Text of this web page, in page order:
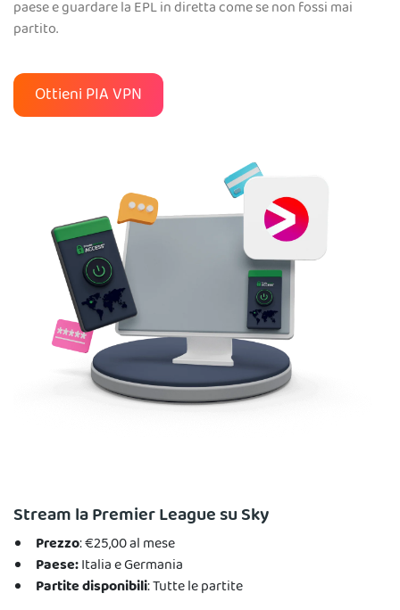
paese e guardare la EPL in diretta come se non fossi mai
partito.
Ottieni PIA VPN
Stream la Premier League su Sky
Prezzo: €25,00 al mese
Paese:Italia e Germania
Partite disponibili: Tutte le partite